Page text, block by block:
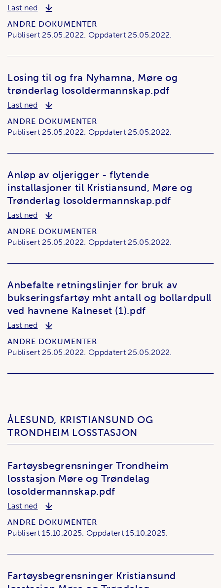
Last ned2.1.Alternative losbordingsfelt , Møre og
ANDRE DOKUMENTER
Publisert 25.05.2022.Oppdatert 25.05.2022.
Losing til og fra Nyhamna, Møre og
trønderlag losoldermannskap.pdf
Last nedLosing til og fra Nyhamna, Møre og trønderlag
ANDRE DOKUMENTER
Publisert 25.05.2022.Oppdatert 25.05.2022.
Anløp av oljerigger - flytende
installasjoner til Kristiansund, Møre og
Trønderlag losoldermannskap.pdf
Last nedAnløp av oljerigger - flytende installasjoner til
ANDRE DOKUMENTER
Publisert 25.05.2022.Oppdatert 25.05.2022.
Anbefalte retningslinjer for bruk av
bukseringsfartøy mht antall og bollardpull
ved havnene Kalneset (1).pdf
Last nedAnbefalte retningslinjer for bruk av
ANDRE DOKUMENTER
Publisert 25.05.2022.Oppdatert 25.05.2022.
ÅLESUND, KRISTIANSUND OG
TRONDHEIM LOSSTASJON
Fartøysbegrensninger Trondheim
losstasjon Møre og Trøndelag
losoldermannskap.pdf
Last nedFartøysbegrensninger Trondheim losstasjon
ANDRE DOKUMENTER
Publisert 15.10.2025.Oppdatert 15.10.2025.
Fartøysbegrensninger Kristiansund